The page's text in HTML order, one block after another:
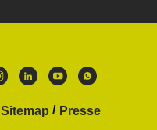
Sitemap
Presse